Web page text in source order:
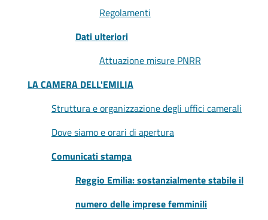
Regolamenti
Dati ulteriori
Attuazione misure PNRR
LA CAMERA DELL'EMILIA
Struttura e organizzazione degli uffici camerali
Dove siamo e orari di apertura
Comunicati stampa
Reggio Emilia: sostanzialmente stabile il
numero delle imprese femminili